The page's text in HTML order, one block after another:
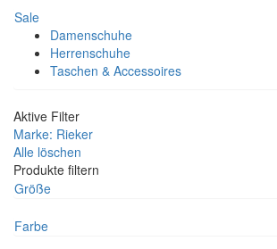
Sale
Damenschuhe
Herrenschuhe
Taschen & Accessoires
Aktive Filter
Marke: Rieker
Alle löschen
Produkte filtern
Größe
Farbe